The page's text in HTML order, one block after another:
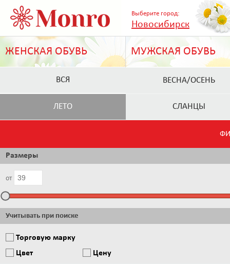
Выберите город:
Новосибирск
ЖЕНСКАЯ ОБУВЬ МУЖСКАЯ ОБУВЬ
ВСЯ ВЕСНА/ОСЕНЬ
ЛЕТО СЛАНЦЫ
Размеры
от
Учитывать при поиске
Торговую марку
Цвет
Цену